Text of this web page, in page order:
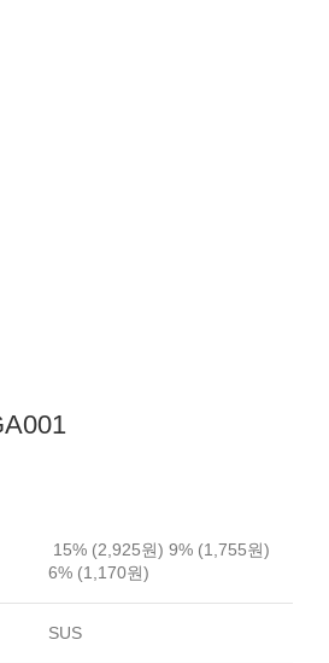
15% (2,925원) 9% (1,755원)
6% (1,170원)
SUS